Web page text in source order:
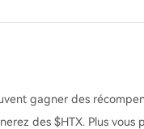
gagner des
des $HTX. Plus